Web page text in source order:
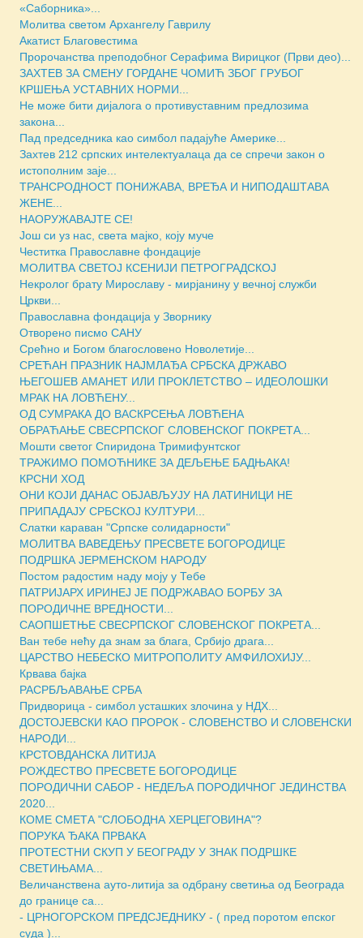
«Саборника»...
Молитва светом Архангелу Гаврилу
Акатист Благовестима
Пророчанства преподобног Серафима Вирицког (Први део)...
ЗАХТЕВ ЗА СМЕНУ ГОРДАНЕ ЧОМИЋ ЗБОГ ГРУБОГ
КРШЕЊА УСТАВНИХ НОРМИ...
Не може бити дијалога о противуставним предлозима
закона...
Пад председника као симбол падајуће Америке...
Захтев 212 српских интелектуалаца да се спречи закон о
истополним заје...
ТРАНСРОДНОСТ ПОНИЖАВА, ВРЕЂА И НИПОДАШТАВА
ЖЕНЕ...
НАОРУЖАВАЈТЕ СЕ!
Још си уз нас, света мајко, коју муче
Честитка Православне фондације
МОЛИТВА СВЕТОЈ КСЕНИЈИ ПЕТРОГРАДСКОЈ
Некролог брату Мирославу - мирјанину у вечној служби
Цркви...
Православна фондација у Зворнику
Отворено писмо САНУ
Срећно и Богом благословено Новолетије...
СРЕЋАН ПРАЗНИК НАЈМЛАЂА СРБСКА ДРЖАВО
ЊЕГОШЕВ АМАНЕТ ИЛИ ПРОКЛЕТСТВО – ИДЕОЛОШКИ
МРАК НА ЛОВЋЕНУ...
ОД СУМРАКА ДО ВАСКРСЕЊА ЛОВЋЕНА
ОБРАЋАЊЕ СВЕСРПСКОГ СЛОВЕНСКОГ ПОКРЕТА...
Мошти светог Спиридона Тримифунтског
ТРАЖИМО ПОМОЋНИКЕ ЗА ДЕЉЕЊЕ БАДЊАКА!
КРСНИ ХОД
ОНИ КОЈИ ДАНАС ОБЈАВЉУЈУ НА ЛАТИНИЦИ НЕ
ПРИПАДАЈУ СРБСКОЈ КУЛТУРИ...
Слатки караван "Српске солидарности"
МОЛИТВА ВАВЕДЕЊУ ПРЕСВЕТЕ БОГОРОДИЦЕ
ПОДРШКА ЈЕРМЕНСКОМ НАРОДУ
Постом радостим наду моју у Тебе
ПАТРИЈАРХ ИРИНЕЈ ЈЕ ПОДРЖАВАО БОРБУ ЗА
ПОРОДИЧНЕ ВРЕДНОСТИ...
САОПШЕТЊЕ СВЕСРПСКОГ СЛОВЕНСКОГ ПОКРЕТА...
Ван тебе нећу да знам за блага, Србијо драга...
ЦАРСТВО НЕБЕСКО МИТРОПОЛИТУ АМФИЛОХИЈУ...
Крвава бајка
РАСРБЉАВАЊЕ СРБА
Придворица - симбол усташких злочина у НДХ...
ДОСТОЈЕВСКИ КАО ПРОРОК - СЛОВЕНСТВО И СЛОВЕНСКИ
НАРОДИ...
КРСТОВДАНСКА ЛИТИЈА
РОЖДЕСТВО ПРЕСВЕТЕ БОГОРОДИЦЕ
ПОРОДИЧНИ САБОР - НЕДЕЉА ПОРОДИЧНОГ ЈЕДИНСТВА
2020...
КОМЕ СМЕТА "СЛОБОДНА ХЕРЦЕГОВИНА"?
ПОРУКА ЂАКА ПРВАКА
ПРОТЕСТНИ СКУП У БЕОГРАДУ У ЗНАК ПОДРШКЕ
СВЕТИЊАМА...
Величанствена ауто-литија за одбрану светиња од Београда
до границе са...
- ЦРНОГОРСКОМ ПРЕДСЈЕДНИКУ - ( пред поротом епског
суда )...